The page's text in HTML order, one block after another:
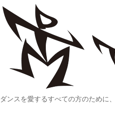
ダンスを愛するすべての方のために